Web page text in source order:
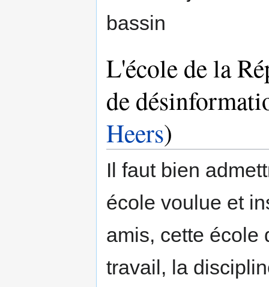
bassin
L'école de la
de
Heers)
Il faut bien
école voulue et
amis, cette école
travail, la